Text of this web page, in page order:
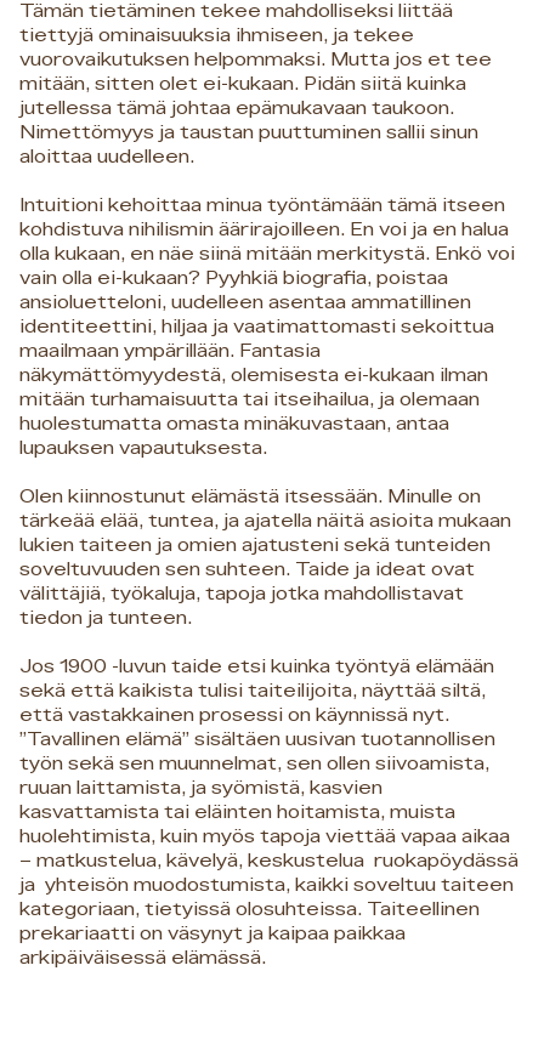
Tämän tietäminen tekee mahdolliseksi liittää
tiettyjä ominaisuuksia ihmiseen, ja tekee
vuorovaikutuksen helpommaksi. Mutta jos et tee
mitään, sitten olet ei-kukaan. Pidän siitä kuinka
jutellessa tämä johtaa epämukavaan taukoon.
Nimettömyys ja taustan puuttuminen sallii sinun
aloittaa uudelleen.
Intuitioni kehoittaa minua työntämään tämä itseen
kohdistuva nihilismin äärirajoilleen. En voi ja en halua
olla kukaan, en näe siinä mitään merkitystä. Enkö voi
vain olla ei-kukaan? Pyyhkiä biografia, poistaa
ansioluetteloni, uudelleen asentaa ammatillinen
identiteettini, hiljaa ja vaatimattomasti sekoittua
maailmaan ympärillään. Fantasia
näkymättömyydestä, olemisesta ei-kukaan ilman
mitään turhamaisuutta tai itseihailua, ja olemaan
huolestumatta omasta minäkuvastaan, antaa
lupauksen vapautuksesta.
Olen kiinnostunut elämästä itsessään. Minulle on
tärkeää elää, tuntea, ja ajatella näitä asioita mukaan
lukien taiteen ja omien ajatusteni sekä tunteiden
soveltuvuuden sen suhteen. Taide ja ideat ovat
välittäjiä, työkaluja, tapoja jotka mahdollistavat
tiedon ja tunteen.
Jos 1900 -luvun taide etsi kuinka työntyä elämään
sekä että kaikista tulisi taiteilijoita, näyttää siltä,
että vastakkainen prosessi on käynnissä nyt.
”Tavallinen elämä” sisältäen uusivan tuotannollisen
työn sekä sen muunnelmat, sen ollen siivoamista,
ruuan laittamista, ja syömistä, kasvien
kasvattamista tai eläinten hoitamista, muista
huolehtimista, kuin myös tapoja viettää vapaa aikaa
– matkustelua, kävelyä, keskustelua ruokapöydässä
ja yhteisön muodostumista, kaikki soveltuu taiteen
kategoriaan, tietyissä olosuhteissa. Taiteellinen
prekariaatti on väsynyt ja kaipaa paikkaa
arkipäiväisessä elämässä.